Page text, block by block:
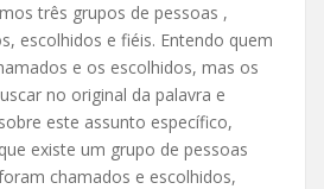
três grupos de pessoas ,
escolhidos e fiéis. Entendo quem
e os escolhidos, mas os
no original da palavra e
este assunto específico,
existe um grupo de pessoas
chamados e escolhidos,